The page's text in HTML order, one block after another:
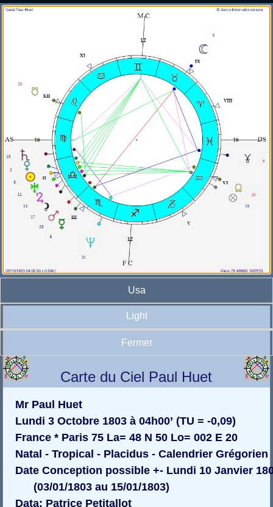
Usa
Light
Fermer
Carte du Ciel Paul Huet
Mr Paul Huet
Lundi 3 Octobre 1803 à 04h00’ (TU = -0,09)
France * Paris 75 La= 48 N 50 Lo= 002 E 20
Natal - Tropical - Placidus - Calendrier Grégorien
Date Conception possible +- Lundi 10 Janvier
(03/01/1803 au 15/01/1803)
Data: Patrice Petitallot